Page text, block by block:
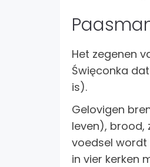
Het zegenen
Święconka
is).
Gelovigen
leven), brood,
voedsel wordt
in vier kerken